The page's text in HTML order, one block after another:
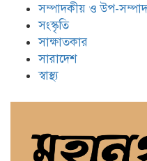
সম্পাদকীয় ও উপ-
সংস্কৃতি
সাক্ষাতকার
সারাদেশ
স্বাস্থ্য